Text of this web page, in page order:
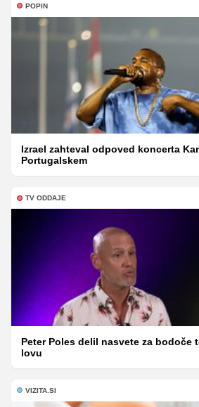
POPIN
Izrael zahteval odpoved koncerta
Portugalskem
TV ODDAJE
Peter Poles delil nasvete za bodoče
lovu
VIZITA.SI